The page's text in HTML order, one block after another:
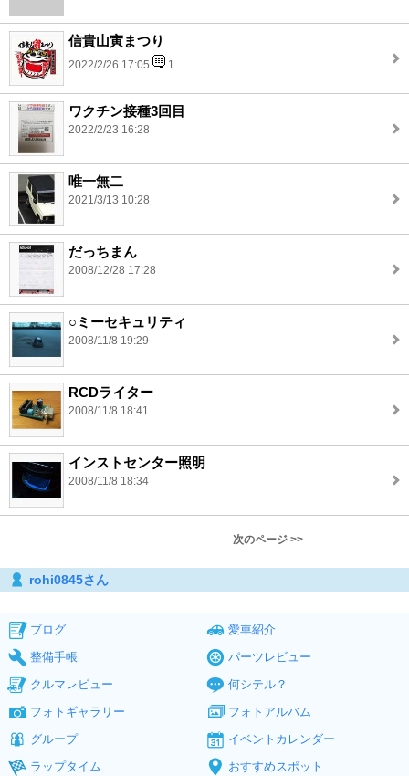
信貴山寅まつり
2022/2/26 17:05 1
ワクチン接種3回目
2022/2/23 16:28
唯一無二
2021/3/13 10:28
だっちまん
2008/12/28 17:28
○ミーセキュリティ
2008/11/8 19:29
RCDライター
2008/11/8 18:41
インストセンター照明
2008/11/8 18:34
次のページ >>
rohi0845さん
ブログ
愛車紹介
整備手帳
パーツレビュー
クルマレビュー
何シテル？
フォトギャラリー
フォトアルバム
グループ
イベントカレンダー
ラップタイム
おすすめスポット